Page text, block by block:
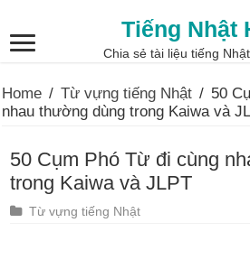
Tiếng Nhật
Chia sẻ tài liệu tiếng
Home / Từ vựng tiếng Nhật / 50
nhau thường dùng trong Kaiwa và
50 Cụm Phó Từ đi cùng
trong Kaiwa và JLPT
Từ vựng tiếng Nhật